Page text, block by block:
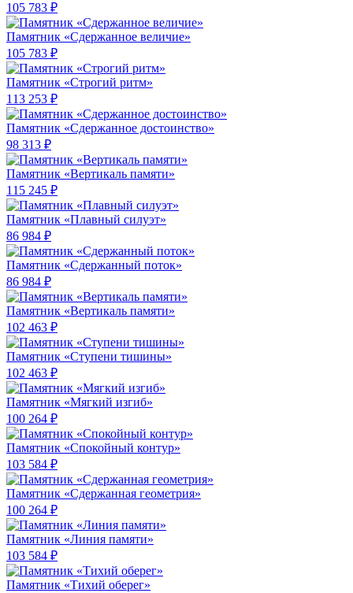
105 783 ₽
Памятник «Сдержанное величие»
105 783 ₽
Памятник «Строгий ритм»
113 253 ₽
Памятник «Сдержанное достоинство»
98 313 ₽
Памятник «Вертикаль памяти»
115 245 ₽
Памятник «Плавный силуэт»
86 984 ₽
Памятник «Сдержанный поток»
86 984 ₽
Памятник «Вертикаль памяти»
102 463 ₽
Памятник «Ступени тишины»
102 463 ₽
Памятник «Мягкий изгиб»
100 264 ₽
Памятник «Спокойный контур»
103 584 ₽
Памятник «Сдержанная геометрия»
100 264 ₽
Памятник «Линия памяти»
103 584 ₽
Памятник «Тихий оберег»